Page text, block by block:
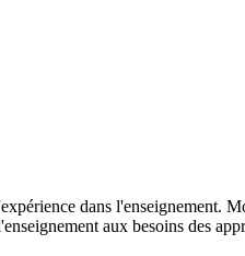
dans l'enseignement.
aux besoins des